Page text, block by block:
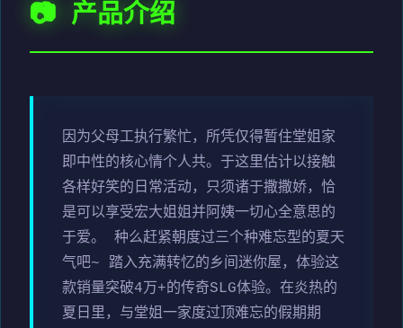
📷 产品介绍
因为父母工执行繁忙，所凭仅得暂住堂姐家
即中性的核心情个人共。于这里估计以接触
各样好笑的日常活动，只须诸于撒撒娇，恰
是可以享受宏大姐姐并阿姨一切心全意思的
于爱。 种么赶紧朝度过三个种难忘型的夏天
气吧~ 踏入充满转忆的乡间迷你屋，体验这
款销量突破4万+的传奇SLG体验。在炎热的
夏日里，与堂姐一家度过顶难忘的假期期